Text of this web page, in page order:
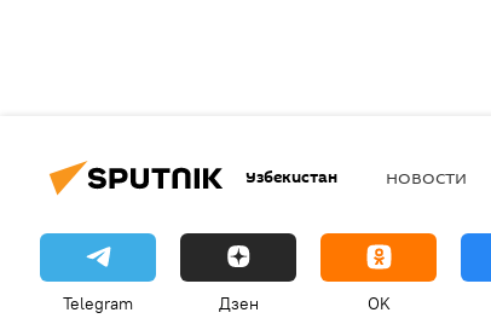
Узбекистан НОВОСТИ
Telegram Дзен OK